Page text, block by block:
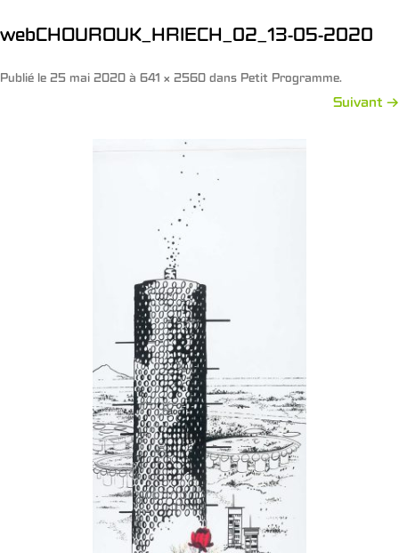
webCHOUROUK_HRIECH_02_13-05-2020
Publié le 25 mai 2020 à 641 × 2560 dans Petit Programme.
Suivant →